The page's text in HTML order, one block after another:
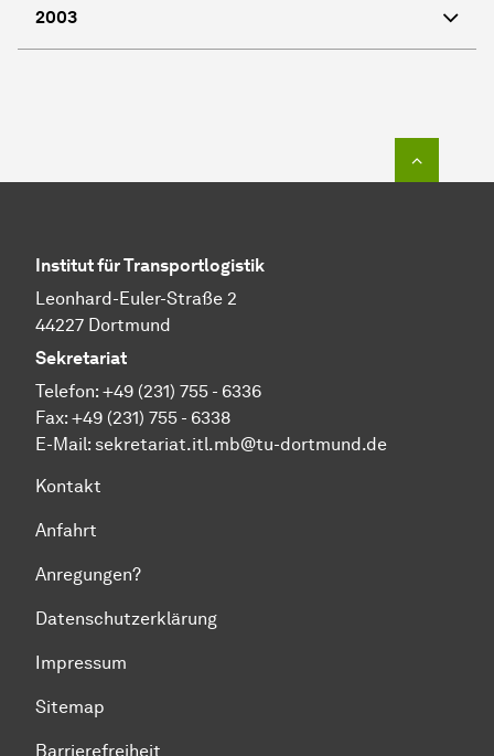
2003
Institut für Transportlogistik
Leonhard-Euler-Straße 2
44227 Dortmund
Sekretariat
Telefon: +49 (231) 755 - 6336
Fax: +49 (231) 755 - 6338
E-Mail: sekretariat.itl.mb@tu-dortmund.de
Kontakt
Anfahrt
Anregungen?
Datenschutzerklärung
Impressum
Sitemap
Barrierefreiheit